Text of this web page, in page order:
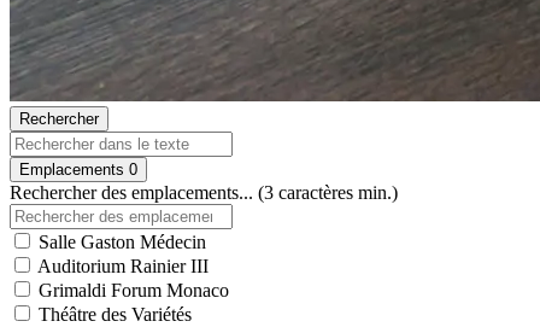
Rechercher
Emplacements 0
Rechercher des emplacements... (3 caractères min.)
Salle Gaston Médecin
Auditorium Rainier III
Grimaldi Forum Monaco
Théâtre des Variétés